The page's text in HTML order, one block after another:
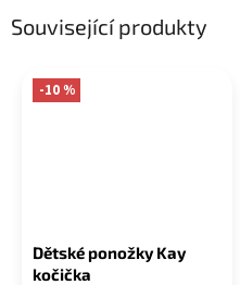
Související produkty
-10 %
Dětské ponožky Kay
kočička